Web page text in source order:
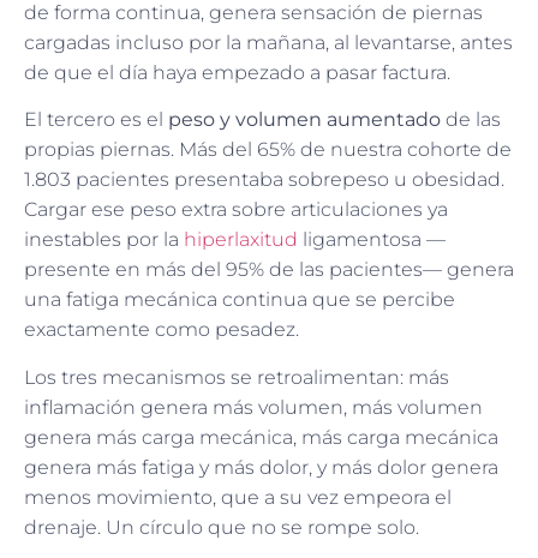
de forma continua, genera sensación de piernas
cargadas incluso por la mañana, al levantarse, antes
de que el día haya empezado a pasar factura.
El tercero es el peso y volumen aumentado de las
propias piernas. Más del 65% de nuestra cohorte de
1.803 pacientes presentaba sobrepeso u obesidad.
Cargar ese peso extra sobre articulaciones ya
inestables por la hiperlaxitud ligamentosa —
presente en más del 95% de las pacientes— genera
una fatiga mecánica continua que se percibe
exactamente como pesadez.
Los tres mecanismos se retroalimentan: más
inflamación genera más volumen, más volumen
genera más carga mecánica, más carga mecánica
genera más fatiga y más dolor, y más dolor genera
menos movimiento, que a su vez empeora el
drenaje. Un círculo que no se rompe solo.